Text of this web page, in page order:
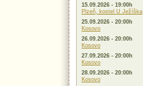
15.09.2026 - 19:00h
Plzeň, kostel U Ježíška
25.09.2026 - 20:00h
Kosovo
26.09.2026 - 20:00h
Kosovo
27.09.2026 - 20:00h
Kosovo
28.09.2026 - 20:00h
Kosovo